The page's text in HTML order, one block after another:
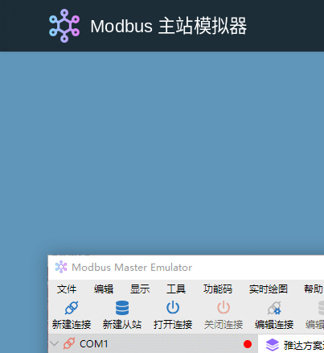
Modbus 主站模拟器